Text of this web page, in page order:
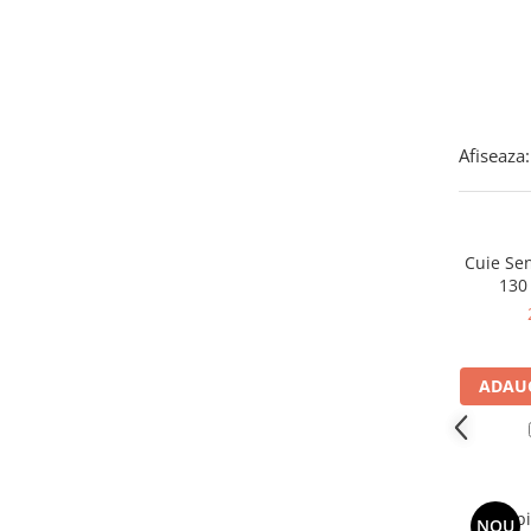
Afiseaza:
Cuie
NOU